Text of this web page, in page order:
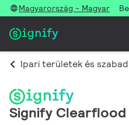
Magyarország - Magyar
Signify Clearflood